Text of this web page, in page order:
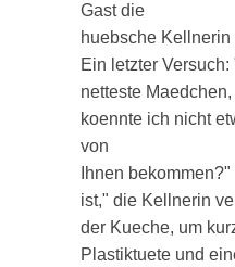
Gast die
huebsche
Ein letzter
netteste
koennte ich nicht
von
Ihnen
ist," die Kellnerin
der Kueche, um
Plastiktuete und